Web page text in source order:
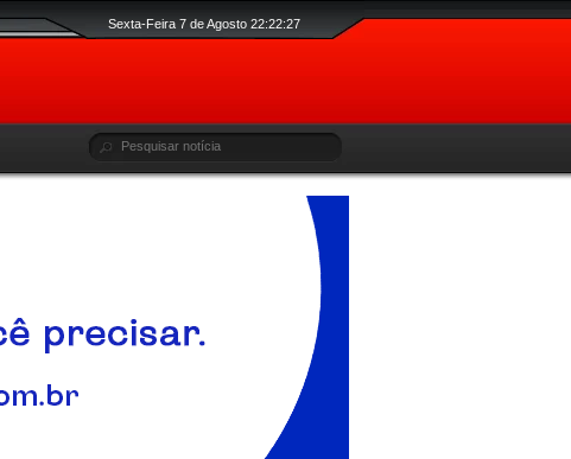
Sexta-Feira 7 de Agosto 22:22:28